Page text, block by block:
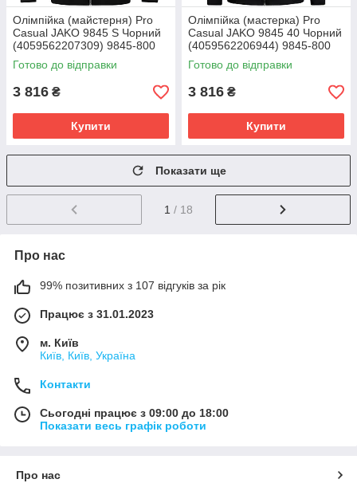
Олімпійка (майстерня) Pro
Casual JAKO 9845 S Чорний
(4059562207309) 9845-800
Готово до відправки
3 816 ₴
Купити
Олімпійка (мастерка) Pro
Casual JAKO 9845 40 Чорний
(4059562206944) 9845-800
Готово до відправки
3 816 ₴
Купити
Показати ще
1 / 18
Про нас
99% позитивних з 107 відгуків за рік
Працює з 31.01.2023
м. Київ
Київ, Київ, Україна
Контакти
Сьогодні працює з 09:00 до 18:00
Показати весь графік роботи
Про нас